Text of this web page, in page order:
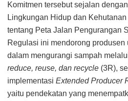
Komitmen tersebut sejalan
Lingkungan Hidup dan
tentang Peta Jalan Pengurangan
Regulasi ini mendorong produsen
dalam mengurangi sampah
reduce, reuse, dan recycle (3R),
implementasi Extended Producer
yaitu pendekatan yang